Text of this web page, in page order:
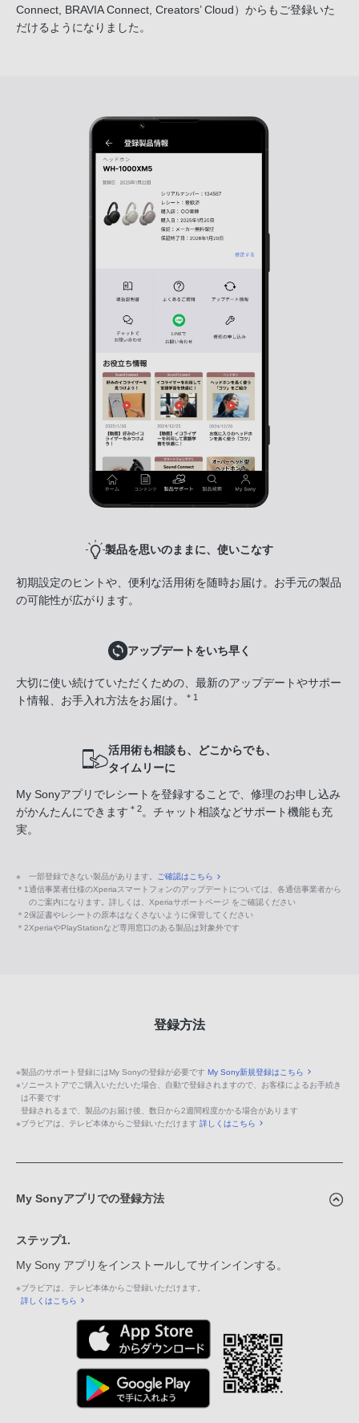
Connect, BRAVIA Connect, Creators’ Cloud）からもご登録いた
だけるようになりました。
製品を思いのままに、使いこなす
初期設定のヒントや、便利な活用術を随時お届け。お手元の製品
の可能性が広がります。
アップデートをいち早く
大切に使い続けていただくための、最新のアップデートやサポー
ト情報、お手入れ方法をお届け。
＊1
活用術も相談も、どこからでも、
タイムリーに
My Sonyアプリでレシートを登録することで、修理のお申し込み
がかんたんにできます ＊2。チャット相談などサポート機能も充
実。
※ 一部登録できない製品があります。 ご確認はこちら
＊1通信事業者仕様のXperiaスマートフォンのアップデートについては、各通信事業者から
のご案内になります。詳しくは、Xperiaサポートページ をご確認ください
＊2保証書やレシートの原本はなくさないように保管してください
＊2XperiaやPlayStationなど専用窓口のある製品は対象外です
登録方法
※製品のサポート登録にはMy Sonyの登録が必要です My Sony新規登録はこちら
※ソニーストアでご購入いただいた場合、自動で登録されますので、お客様によるお手続き
は不要です
登録されるまで、製品のお届け後、数日から2週間程度かかる場合があります
※ブラビアは、テレビ本体からご登録いただけます 詳しくはこちら
My Sonyアプリでの登録方法
ステップ1.
My Sony アプリをインストールしてサインインする。
※ブラビアは、テレビ本体からご登録いただけます。
詳しくはこちら